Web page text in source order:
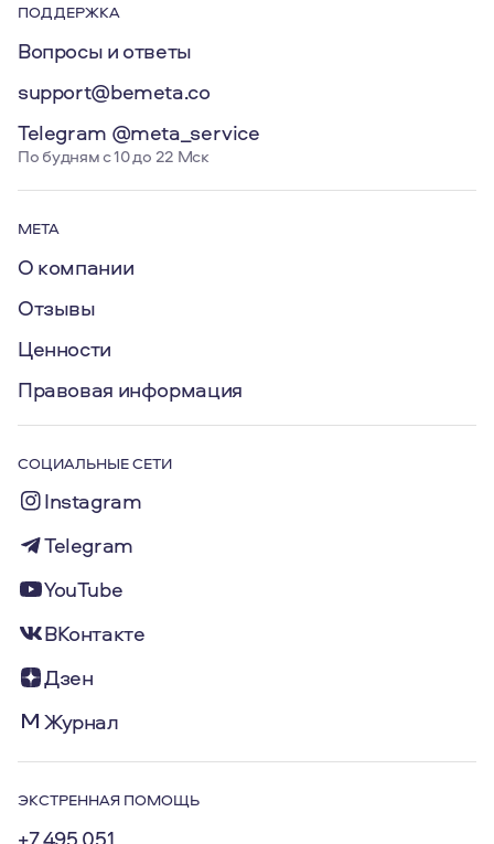
ПОДДЕРЖКА
Вопросы и ответы
support@bemeta.co
Telegram @meta_service
По будням с 10 до 22 Мск
МЕТА
О компании
Отзывы
Ценности
Правовая информация
СОЦИАЛЬНЫЕ СЕТИ
Instagram
Telegram
YouTube
ВКонтакте
Дзен
Журнал
ЭКСТРЕННАЯ ПОМОЩЬ